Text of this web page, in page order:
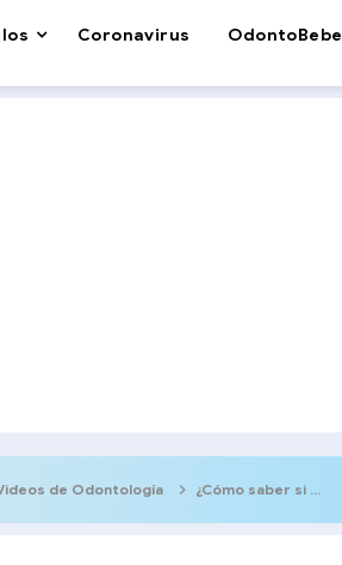
Coronavirus OdontoBebe
de Odontología ¿Cómo saber si tenemos bruxismo?